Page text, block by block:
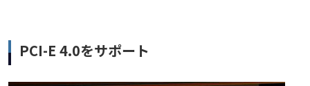
PCI-E 4.0をサポート